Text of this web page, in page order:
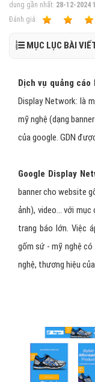
dung gần nhất: 28-12-2024
Ðánh giá:
MỤC LỤC BÀI
Dịch vụ quảng cáo
Display Network: là
mỹ nghệ (dạng
của google. GDN
Google Display
banner cho website
ảnh), video... với
trang báo lớn. Việc
gốm sứ - mỹ nghệ
nghệ, thương hiệu